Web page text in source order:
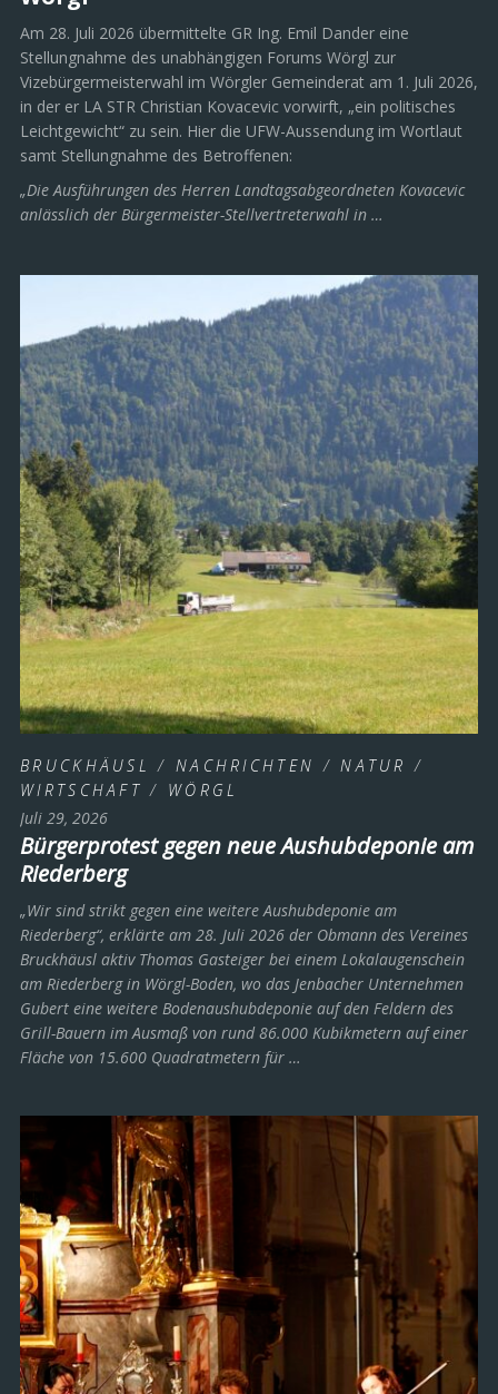
Am 28. Juli 2026 übermittelte GR Ing. Emil Dander eine
Stellungnahme des unabhängigen Forums Wörgl zur
Vizebürgermeisterwahl im Wörgler Gemeinderat am 1. Juli 2026,
in der er LA STR Christian Kovacevic vorwirft, „ein politisches
Leichtgewicht“ zu sein. Hier die UFW-Aussendung im Wortlaut
samt Stellungnahme des Betroffenen:
„Die Ausführungen des Herren Landtagsabgeordneten Kovacevic
anlässlich der Bürgermeister-Stellvertreterwahl in …
BRUCKHÄUSL / NACHRICHTEN /NATUR /
WIRTSCHAFT / WÖRGL
Juli 29, 2026
Bürgerprotest gegen neue Aushubdeponie am
Riederberg
„Wir sind strikt gegen eine weitere Aushubdeponie am
Riederberg“, erklärte am 28. Juli 2026 der Obmann des Vereines
Bruckhäusl aktiv Thomas Gasteiger bei einem Lokalaugenschein
am Riederberg in Wörgl-Boden, wo das Jenbacher Unternehmen
Gubert eine weitere Bodenaushubdeponie auf den Feldern des
Grill-Bauern im Ausmaß von rund 86.000 Kubikmetern auf einer
Fläche von 15.600 Quadratmetern für …